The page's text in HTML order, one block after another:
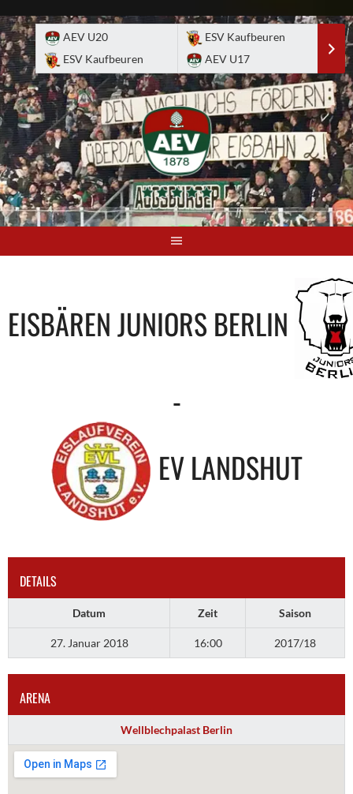
to
content
AEV U20
ESV Kaufbeuren
ESV Kaufbeuren
AEV U17
EISBÄREN JUNIORS BERLIN
-
EV LANDSHUT
DETAILS
Datum Zeit Saison
27. Januar 2018 16:00 2017/18
ARENA
Wellblechpalast Berlin